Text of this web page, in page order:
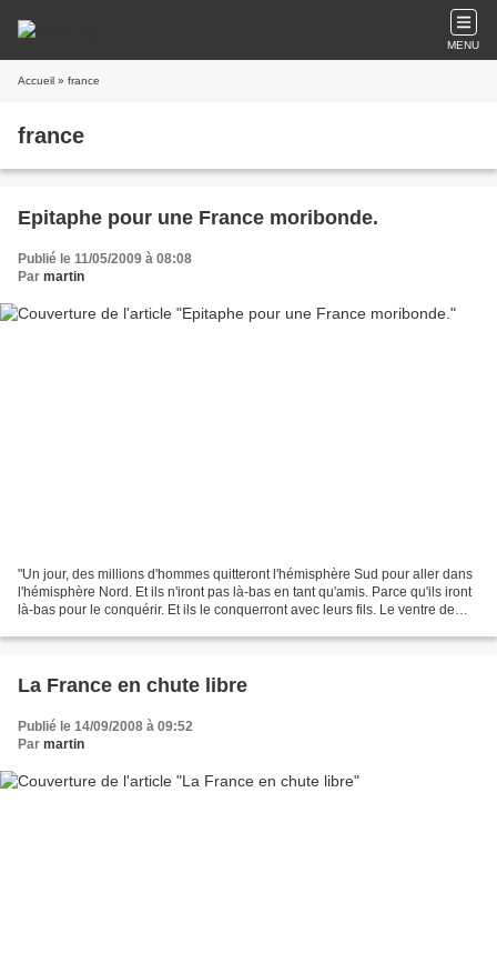
MENU
Accueil » france
france
Epitaphe pour une France moribonde.
Publié le 11/05/2009 à 08:08
Par martin
"Un jour, des millions d'hommes quitteront l'hémisphère Sud pour aller dans
l'hémisphère Nord. Et ils n'iront pas là-bas en tant qu'amis. Parce qu'ils iront
là-bas pour le conquérir. Et ils le conquerront avec leurs fils. Le ventre de
La France en chute libre
Publié le 14/09/2008 à 09:52
Par martin